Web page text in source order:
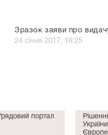
Зразок заяви про
24 січня 2017, 16:25
портал